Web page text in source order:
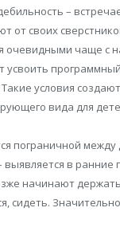
–
от своих
очевидными чаще с
усвоить
условия
вида для
пограничной
выявляется в
начинают
сидеть.